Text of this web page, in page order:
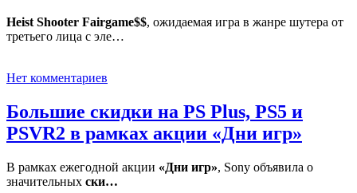
Heist Shooter Fairgame$$, ожидаемая игра в жанре шутера от
третьего лица с эле…
Нет комментариев
Большие скидки на PS Plus, PS5 и
PSVR2 в рамках акции «Дни игр»
В рамках ежегодной акции «Дни игр», Sony объявила о
значительных ски…